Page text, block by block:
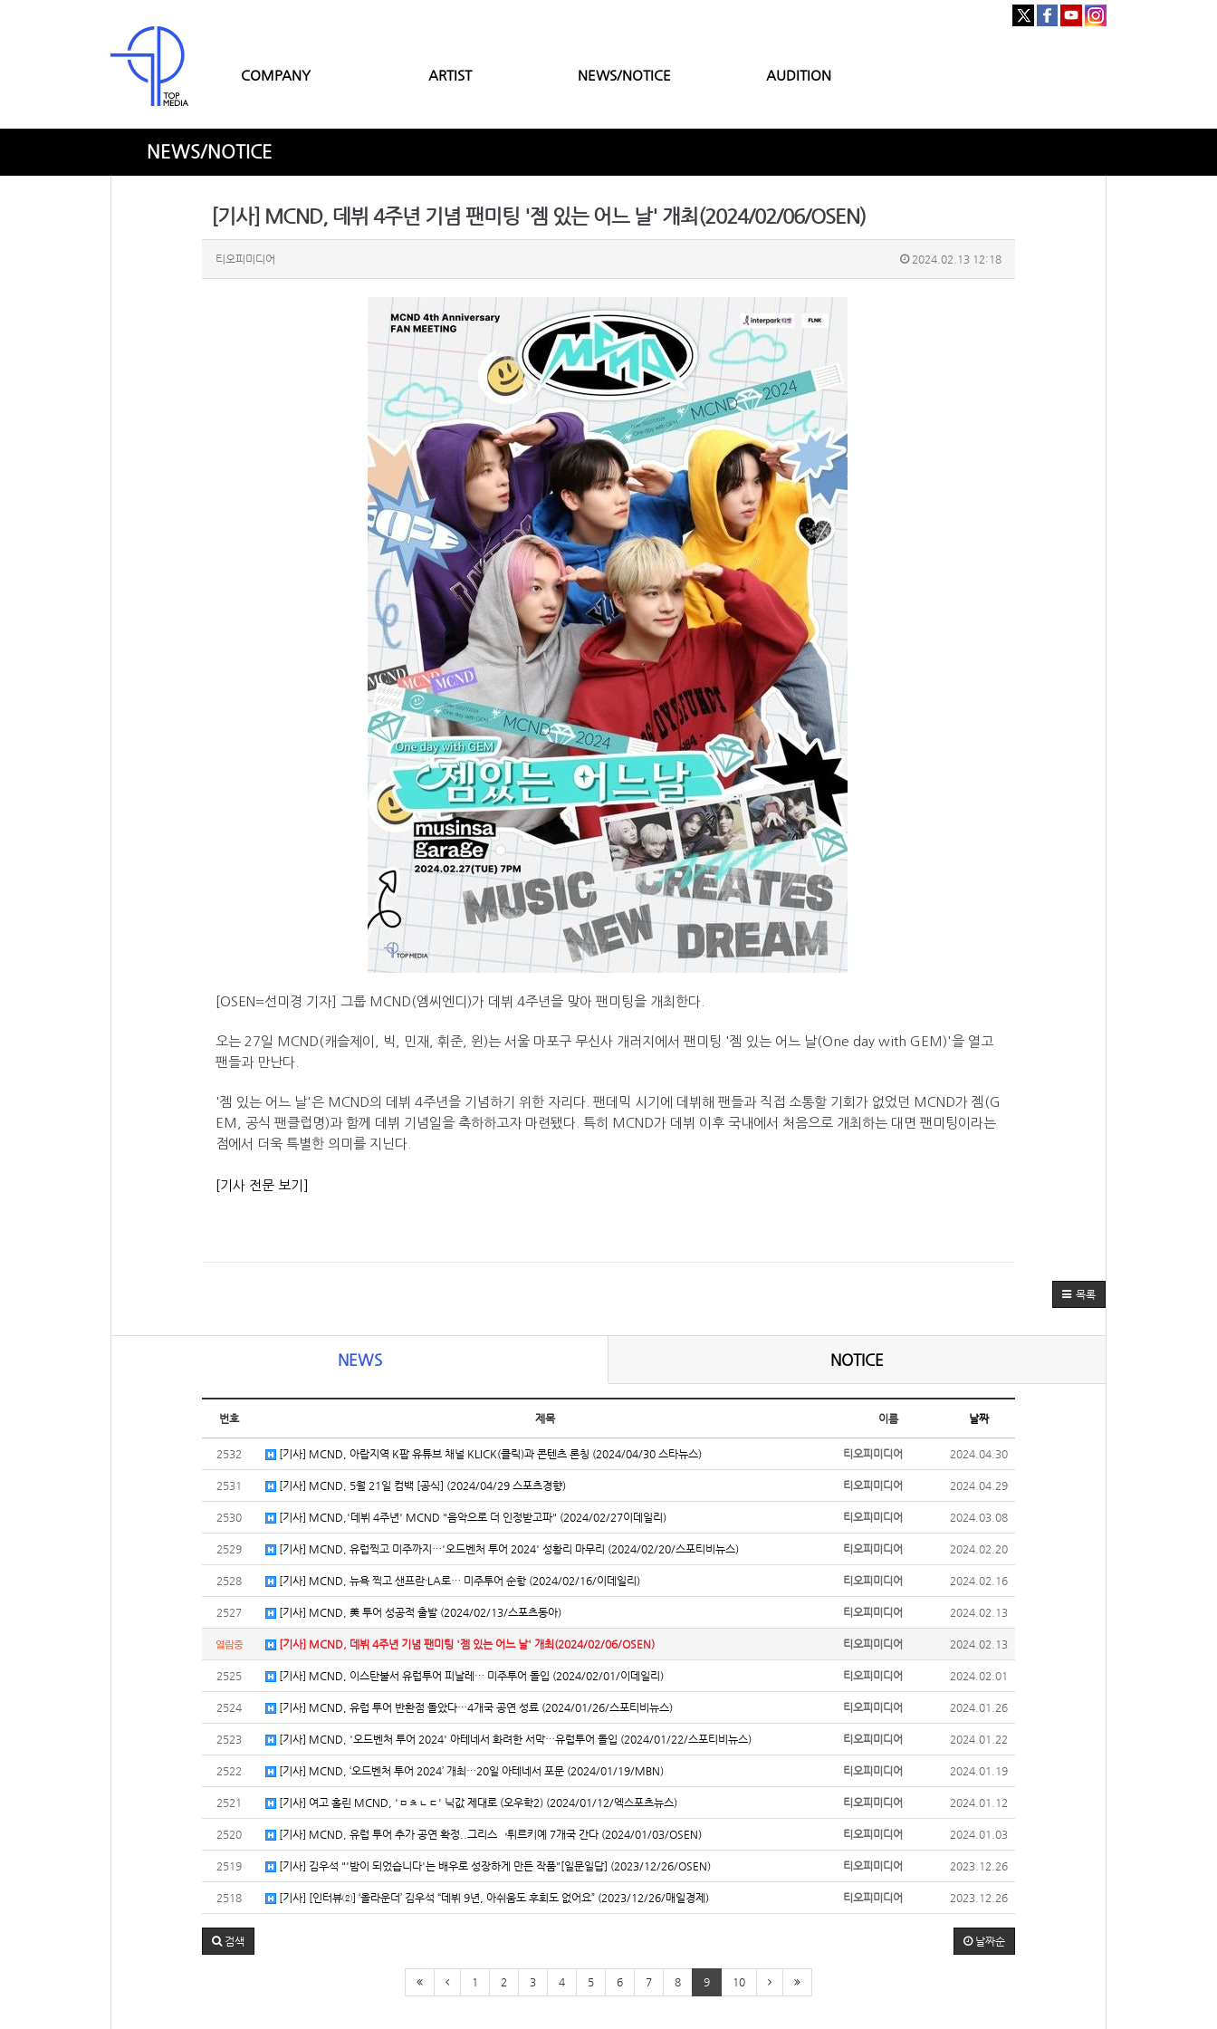
COMPANY ARTIST NEWS/NOTICE AUDITION
NEWS/NOTICE
[기사] MCND, 데뷔 4주년 기념 팬미팅 '젬 있는 어느 날' 개최(2024/02/06/OSEN)
티오피미디어 2024.02.13 12:18
[OSEN=선미경 기자] 그룹 MCND(엠씨엔디)가 데뷔 4주년을 맞아 팬미팅을 개최한다.
오는 27일 MCND(캐슬제이, 빅, 민재, 휘준, 윈)는 서울 마포구 무신사 개러지에서 팬미팅 '젬 있는 어느 날(One day with GEM)'을 열고
팬들과 만난다.
'젬 있는 어느 날'은 MCND의 데뷔 4주년을 기념하기 위한 자리다. 팬데믹 시기에 데뷔해 팬들과 직접 소통할 기회가 없었던 MCND가 젬(G
EM, 공식 팬클럽명)과 함께 데뷔 기념일을 축하하고자 마련됐다. 특히 MCND가 데뷔 이후 국내에서 처음으로 개최하는 대면 팬미팅이라는
점에서 더욱 특별한 의미를 지닌다.
[기사 전문 보기]
목록
NEWS NOTICE
번호 제목 이름 날짜
2532 [기사] MCND, 아랍지역 K팝 유튜브 채널 KLICK(클릭)과 콘텐츠 론칭 (2024/04/30 스타뉴스) 티오피미디어 2024.04.30
2531 [기사] MCND, 5월 21일 컴백 [공식] (2024/04/29 스포츠경향) 티오피미디어 2024.04.29
2530 [기사] MCND,'데뷔 4주년' MCND "음악으로 더 인정받고파" (2024/02/27이데일리) 티오피미디어 2024.03.08
2529 [기사] MCND, 유럽찍고 미주까지…'오드벤처 투어 2024' 성황리 마무리 (2024/02/20/스포티비뉴스) 티오피미디어 2024.02.20
2528 [기사] MCND, 뉴욕 찍고 샌프란·LA로… 미주투어 순항 (2024/02/16/이데일리) 티오피미디어 2024.02.16
2527 [기사] MCND, 美 투어 성공적 출발 (2024/02/13/스포츠동아) 티오피미디어 2024.02.13
열람중 [기사] MCND, 데뷔 4주년 기념 팬미팅 '젬 있는 어느 날' 개최(2024/02/06/OSEN) 티오피미디어 2024.02.13
2525 [기사] MCND, 이스탄불서 유럽투어 피날레… 미주투어 돌입 (2024/02/01/이데일리) 티오피미디어 2024.02.01
2524 [기사] MCND, 유럽 투어 반환점 돌았다…4개국 공연 성료 (2024/01/26/스포티비뉴스) 티오피미디어 2024.01.26
2523 [기사] MCND, '오드벤처 투어 2024' 아테네서 화려한 서막…유럽투어 돌입 (2024/01/22/스포티비뉴스) 티오피미디어 2024.01.22
2522 [기사] MCND, ‘오드벤처 투어 2024’ 개최⋯20일 아테네서 포문 (2024/01/19/MBN) 티오피미디어 2024.01.19
2521 [기사] 여고 홀린 MCND, 'ㅁㅊㄴㄷ' 닉값 제대로 (오우학2) (2024/01/12/엑스포츠뉴스) 티오피미디어 2024.01.12
2520 [기사] MCND, 유럽 투어 추가 공연 확정..그리스→튀르키예 7개국 간다 (2024/01/03/OSEN) 티오피미디어 2024.01.03
2519 [기사] 김우석 "'밤이 되었습니다'는 배우로 성장하게 만든 작품"[일문일답] (2023/12/26/OSEN) 티오피미디어 2023.12.26
2518 [기사] [인터뷰②] ‘올라운더’ 김우석 “데뷔 9년, 아쉬움도 후회도 없어요” (2023/12/26/매일경제) 티오피미디어 2023.12.26
날짜순
검색
1 2 3 4 5 6 7 8 9 10